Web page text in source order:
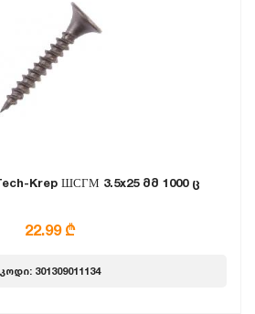
Krep ШСГМ 3.5x25 მმ 1000 ც
22.99 ₾
კოდი: 301309011134